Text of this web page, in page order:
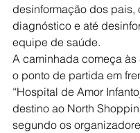
desinformação dos pais,
diagnóstico e até
equipe de saúde.
A caminhada começa às
o ponto de partida em
“Hospital de Amor
destino ao North
segundo os